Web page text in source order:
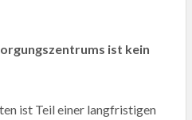
ist kein
ist Teil einer langfristigen